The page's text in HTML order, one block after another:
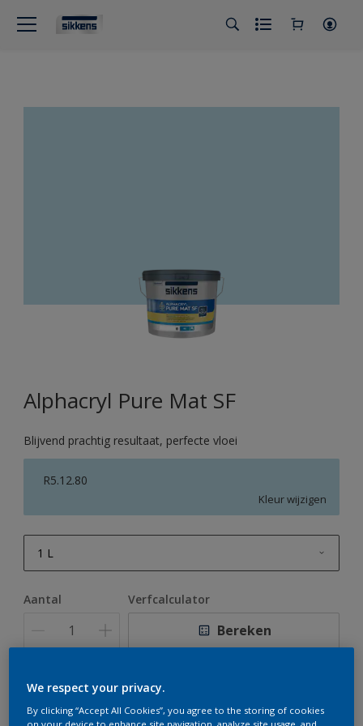
Alphacryl Pure Mat SF
Blijvend prachtig resultaat, perfecte vloei
R5.12.80
Kleur wijzigen
1 L
Aantal Verfcalculator
Bereken
Op dit moment is het niet mogelijk dit product online
te bestellen. Houd de website in de gaten, we werken
We respect your privacy.
By clicking “Accept All Cookies”, you agree to the storing of cookies
on your device to enhance site navigation, analyze site usage, and